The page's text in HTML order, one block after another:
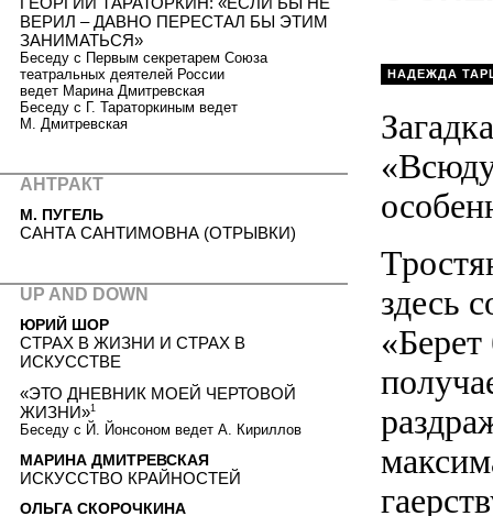
НАДЕЖДА
здесь
ВЕРИЛ – ДАВНО ПЕРЕСТАЛ БЫ ЭТИМ
ЗАНИМАТЬСЯ»
Беседу с Первым секретарем Союза
театральных деятелей России
ведет Марина Дмитревская
Беседу с Г. Тараторкиным ведет
М. Дмитревская
АНТРАКТ
М. ПУГЕЛЬ
САНТА САНТИМОВНА (ОТРЫВКИ)
UP AND DOWN
ЮРИЙ ШОР
СТРАХ В ЖИЗНИ И СТРАХ В
ИСКУССТВЕ
«ЭТО ДНЕВНИК МОЕЙ ЧЕРТОВОЙ
ЖИЗНИ»1
Беседу с Й. Йонсоном ведет А. Кириллов
МАРИНА ДМИТРЕВСКАЯ
ИСКУССТВО КРАЙНОСТЕЙ
ОЛЬГА СКОРОЧКИНА